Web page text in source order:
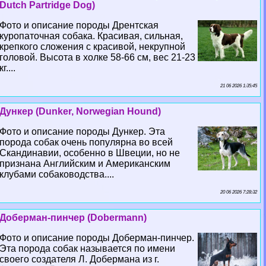
Dutch Partridge Dog)
Фото и описание породы Дрентская
куропаточная собака. Красивая, сильная,
крепкого сложения с красивой, некрупной
головой. Высота в холке 58-66 см, вес 21-23
кг....
21 06 2026 1:35:45
Дункер (Dunker, Norwegian Hound)
Фото и описание породы Дункер. Эта
порода собак очень популярна во всей
Скандинавии, особенно в Швеции, но не
признана Английским и Американским
клубами собаководства....
20 06 2026 7:28:32
Доберман-пинчер (Dobermann)
Фото и описание породы Доберман-пинчер.
Эта порода собак называется по имени
своего создателя Л. Добермана из г.